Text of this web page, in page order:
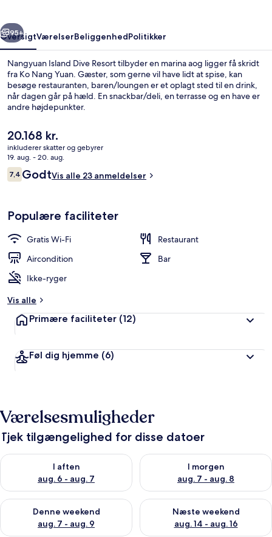
Næste
95+
OversigtVærelserBeliggenhedPolitikker
Nangyuan Island Dive Resort tilbyder en marina aog ligger få skridt
fra Ko Nang Yuan. Gæster, som gerne vil have lidt at spise, kan
besøge restauranten, baren/loungen er et oplagt sted til en drink,
når dagen går på hæld. En snackbar/deli, en terrasse og en have er
andre højdepunkter.
Den
nuværende
pris
er
20.168 kr.
20.168 kr.
inkluderer skatter og gebyrer
19. aug. - 20. aug.
Anmeldelser
7,47,4 ud af 10.
GodtVis alle 23 anmeldelser
Populære faciliteter
Gratis Wi-Fi
Restaurant
Aircondition
Bar
Ikke-ryger
Vis alle
Primære faciliteter (12)
Føl dig hjemme (6)
Værelsesmuligheder
Tjek tilgængelighed for disse datoer
I aften
aug. 6 - aug. 7
Tjek tilgængelighed for i aften aug. 6 - aug. 7
I morgen
aug. 7 - aug. 8
Tjek tilgængelighed for i
Denne weekend
aug. 7 - aug. 9
Tjek tilgængelighed for denne weekend aug. 7 - aug. 9
Næste weekend
aug. 14 - aug. 16
Tjek tilgængelighed for næste